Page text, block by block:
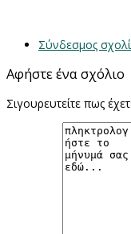
Σύνδεσμος
Αφήστε ένα σχόλιο
Σιγουρευτείτε πως